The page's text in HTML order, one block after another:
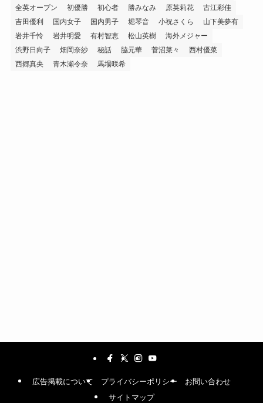
全英オープン
初優勝 初心者 勝みなみ 原英莉花
古江彩佳
吉田優利
国内女子 国内男子 堀琴音 小祝さくら
山下美夢有
岩井千怜
岩井明愛 有村智恵 松山英樹
海外メジャー
渋野日向子
畑岡奈紗 秘話 脇元華 菅沼菜々
西村優菜
西郷真央
青木瀬令奈 馬場咲希
広告掲載について プライバシーポリシー
お問い合わせ
サイトマップ